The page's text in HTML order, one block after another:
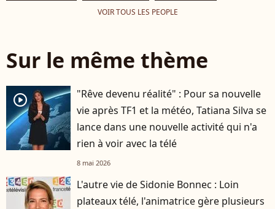
VOIR TOUS LES PEOPLE
Sur le même thème
player2
"Rêve devenu réalité" : Pour sa nouvelle
vie après TF1 et la météo, Tatiana Silva se
lance dans une nouvelle activité qui n'a
rien à voir avec la télé
8 mai 2026
L'autre vie de Sidonie Bonnec : Loin
plateaux télé, l'animatrice gère plusieurs